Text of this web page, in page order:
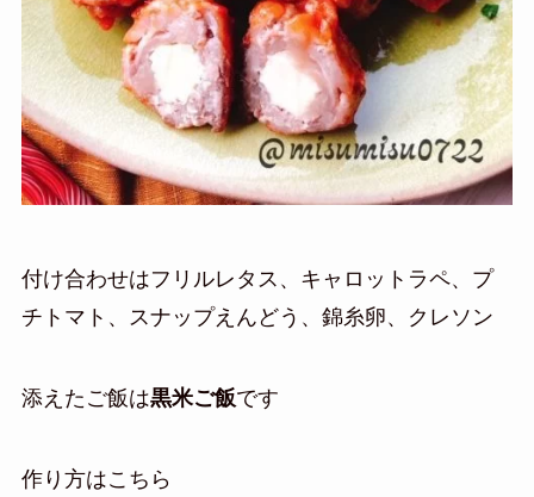
付け合わせはフリルレタス、キャロットラペ、プ
チトマト、スナップえんどう、錦糸卵、クレソン
添えたご飯は黒米ご飯です
作り方はこちら